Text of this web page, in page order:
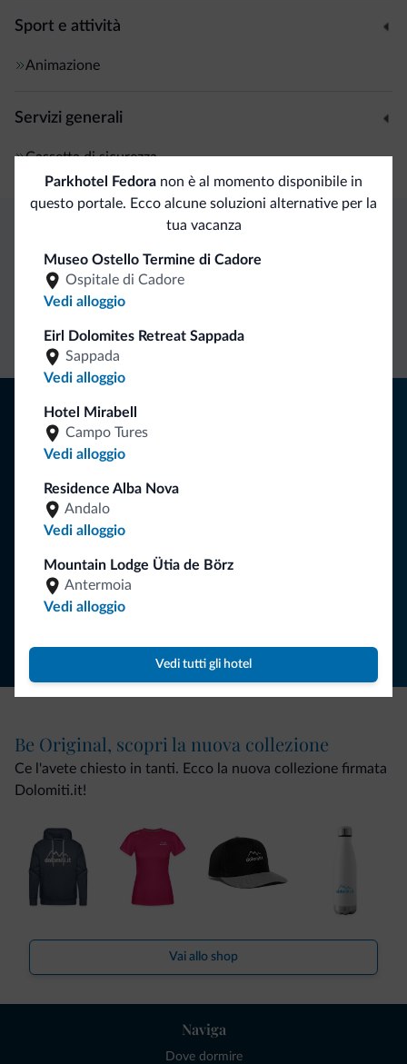
Sport e attività
Animazione
Servizi generali
Cassetta di sicurezza
Parkhotel Fedora non è al momento disponibile in
questo portale. Ecco alcune soluzioni alternative per la
tua vacanza
Museo Ostello Termine di Cadore
Ospitale di Cadore
Vedi alloggio
Eirl Dolomites Retreat Sappada
Sappada
Vedi alloggio
Hotel Mirabell
Campo Tures
Vedi alloggio
Residence Alba Nova
Andalo
Vedi alloggio
Mountain Lodge Ütia de Börz
Antermoia
Vedi alloggio
Vedi tutti gli hotel
Vantaggi esclusivi Dolomiti.it
Contatto
diretto
vantaggiose
Consigli dalle Dolomiti
Riceverai informazioni, offerte esclusive e news per la tua
Be Original, scopri la nuova collezione
Ce l'avete chiesto in tanti. Ecco la nuova collezione firmata
Dolomiti.it!
Vai allo shop
Naviga
Dove dormire